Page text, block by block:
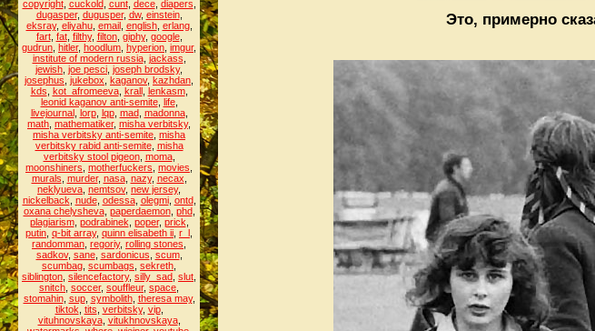
copyright, cuckold, cunt, dece, diapers
dugasper, dugusper, dw, einstein,
eksray, eliyahu, email, english, erlang,
fart, fat, filthy, filton, giphy, google,
gudrun hitler, hoodlum hyperion imgur,
institute of modern russia, jackass
jewish joe pesci joseph brodsky,
josephus jukebox kaganov, kazhdan
kds kot_afromeeva, krall, lenkasm,
leonid kaganov anti-semite, life,
livejournal, lorp, lqp, mad, madonna,
math mathematiker, misha verbitsky,
misha verbitsky anti-semite misha
verbitsky rabid anti-semite, misha
verbitsky stool pigeon, moma,
moonshiners motherfuckers movies
murals murder, nasa, nazy, necax
neklyueva nemtsov, new jersey,
nickelback nude, odessa, olegmi, ontd,
oxana chelysheva, paperdaemon, phd,
plagiarism, podrabinek poper, prick
putin q-bit array, quinn elisabeth ii r_l
randomman regoriy, rolling stones
sadkov, sane, sardonicus scum,
scumbag scumbags sekreth
siblington silencefactory, silly_sad slut
snitch soccer, souffleur, space
stomahin, sup, symbolith, theresa may,
tiktok tits verbitsky, vip,
vituhnovskaya, vitukhnovskaya,
Это, примерно